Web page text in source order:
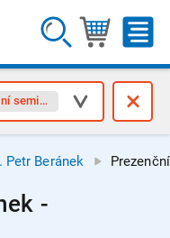
semináře
Petr Beránek
-